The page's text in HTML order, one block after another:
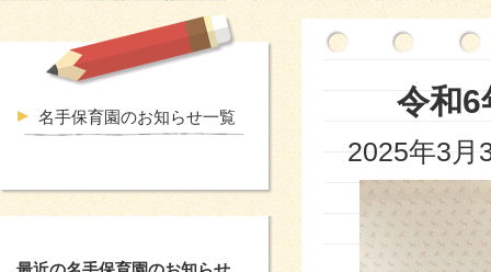
令和6
2025年3月
名手保育園のお知らせ一覧